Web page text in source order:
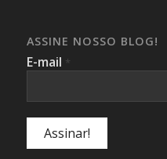
ASSINE NOSSO BLOG!
E-mail *